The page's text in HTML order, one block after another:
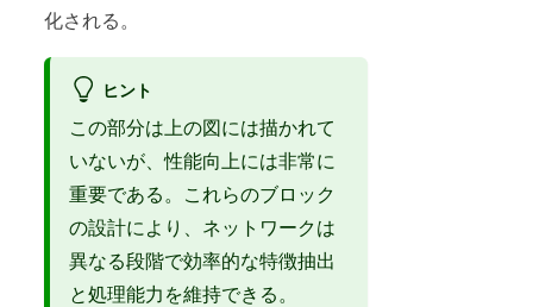
化される。
ヒント
この部分は上の図には描かれて
いないが、性能向上には非常に
重要である。これらのブロック
の設計により、ネットワークは
異なる段階で効率的な特徴抽出
と処理能力を維持できる。